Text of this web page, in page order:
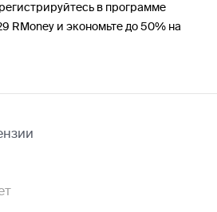
в программе
RMoney и экономьте до 50% на